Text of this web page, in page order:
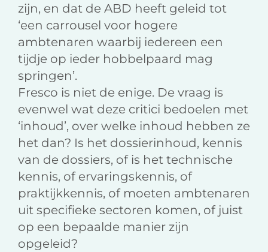
zijn, en dat de ABD heeft geleid tot
‘een carrousel voor hogere
ambtenaren waarbij iedereen een
tijdje op ieder hobbelpaard mag
springen’.
Fresco is niet de enige. De vraag is
evenwel wat deze critici bedoelen met
‘inhoud’, over welke inhoud hebben ze
het dan? Is het dossierinhoud, kennis
van de dossiers, of is het technische
kennis, of ervaringskennis, of
praktijkkennis, of moeten ambtenaren
uit specifieke sectoren komen, of juist
op een bepaalde manier zijn
opgeleid?